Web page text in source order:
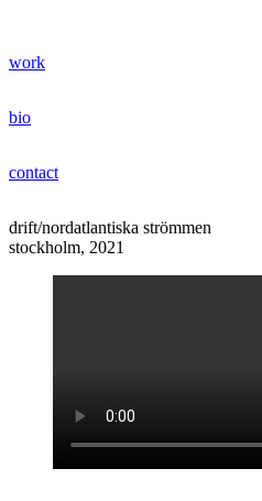
innehålljonas bentzer
work
bio
contact
drift/nordatlantiska strömmen
stockholm, 2021